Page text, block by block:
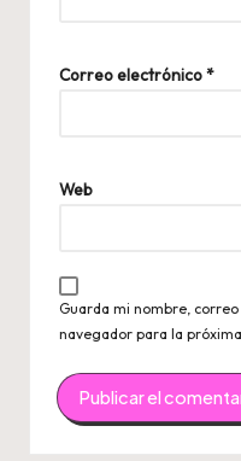
Correo electrónico*
Web
Guarda mi nombre,
navegador para la